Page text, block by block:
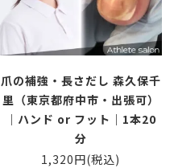
爪の補強・長さだし 森久保千
里（東京都府中市・出張可）
｜ハンド or フット｜1本20
分
1,320円(税込)